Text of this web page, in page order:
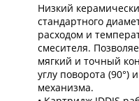
Низкий
стандартного
расходом и
смесителя.
мягкий и точный
углу поворота (90°)
механизма.